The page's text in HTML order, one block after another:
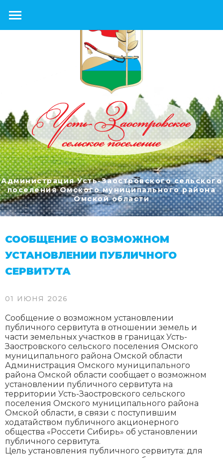
Администрация Усть-Заостровского сельского
поселения Омского муниципального района
Омской области
СООБЩЕНИЕ О ВОЗМОЖНОМ
УСТАНОВЛЕНИИ ПУБЛИЧНОГО
СЕРВИТУТА
01 ИЮНЯ 2026
Сообщение о возможном установлении
публичного сервитута в отношении земель и
части земельных участков в границах Усть-
Заостровского сельского поселения Омского
муниципального района Омской области
Администрация Омского муниципального
района Омской области сообщает о возможном
установлении публичного сервитута на
территории Усть-Заостровского сельского
поселения Омского муниципального района
Омской области, в связи с поступившим
ходатайством публичного акционерного
общества «Россети Сибирь» об установлении
публичного сервитута.
Цель установления публичного сервитута: для